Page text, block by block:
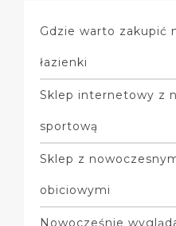
Gdzie warto zakupić
łazienki
Sklep internetowy z
sportową
Sklep z
obiciowymi
Nowocześnie